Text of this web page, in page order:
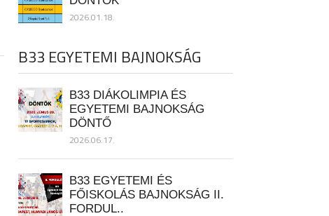
2026.01.18.
B33 EGYETEMI BAJNOKSÁG
B33 DIÁKOLIMPIA ÉS
EGYETEMI BAJNOKSÁG
DÖNTŐ
2026.06.17.
B33 EGYETEMI ÉS
FŐISKOLÁS BAJNOKSÁG II.
FORDUL..